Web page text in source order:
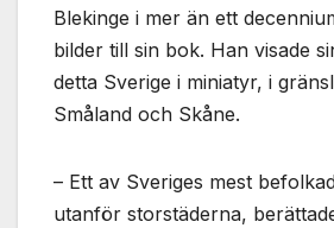
Blekinge i mer än ett
bilder till sin bok. Han visade
detta Sverige i miniatyr, i
Småland och Skåne.
– Ett av Sveriges mest
utanför storstäderna,